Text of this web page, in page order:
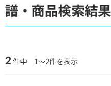
譜・商品検索結果
2 件中 1～2件を表示